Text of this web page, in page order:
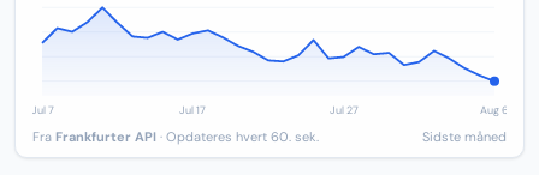
Fra Frankfurter API · Opdateres hvert 60. sek. Sidste måned